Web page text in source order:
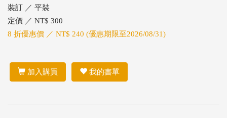
裝訂 ／ 平裝
定價 ／ NT$ 300
8 折優惠價 ／ NT$ 240 (優惠期限至2026/08/31)
加入購買 我的書單